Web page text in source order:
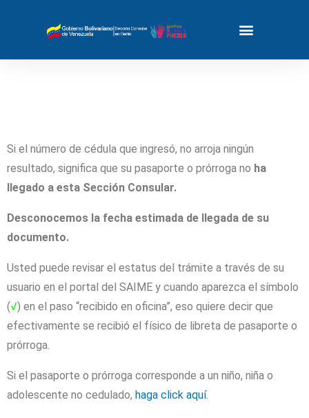
Si el número de cédula que ingresó, no arroja ningún
resultado, significa que su pasaporte o prórroga no ha
llegado a esta Sección Consular.
Desconocemos la fecha estimada de llegada de su
documento.
Usted puede revisar el estatus del trámite a través de su
usuario en el portal del SAIME y cuando aparezca el símbolo
(√) en el paso “recibido en oficina”, eso quiere decir que
efectivamente se recibió el físico de libreta de pasaporte o
prórroga.
Si el pasaporte o prórroga corresponde a un niño, niña o
adolescente no cedulado, haga click aquí.